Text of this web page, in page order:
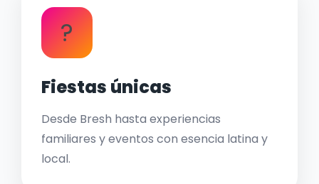
?
Fiestas únicas
Desde Bresh hasta experiencias
familiares y eventos con esencia latina y
local.